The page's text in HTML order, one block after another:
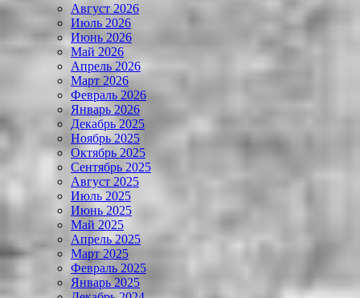
Август 2026
Июль 2026
Июнь 2026
Май 2026
Апрель 2026
Март 2026
Февраль 2026
Январь 2026
Декабрь 2025
Ноябрь 2025
Октябрь 2025
Сентябрь 2025
Август 2025
Июль 2025
Июнь 2025
Май 2025
Апрель 2025
Март 2025
Февраль 2025
Январь 2025